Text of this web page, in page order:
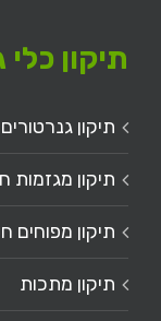
תיקון כלי
תיקון גנרטורים
תיקון מגזמות
תיקון מפוחים
תיקון מתכות